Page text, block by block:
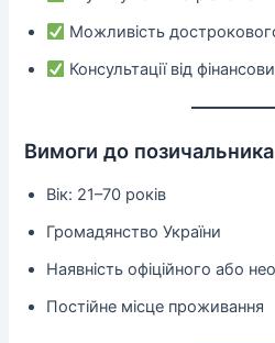
Можливість
Консультації від
Вимоги до позичальника
Вік: 21–70 років
Громадянство України
Наявність офіційного або
Постійне місце проживання